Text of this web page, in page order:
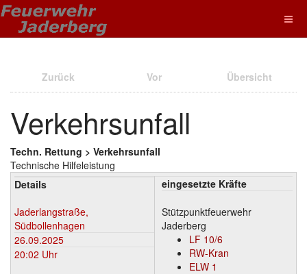
Zurück Vor Übersicht
Verkehrsunfall
Techn. Rettung > Verkehrsunfall
Technische Hilfeleistung
Details
Jaderlangstraße,
Südbollenhagen
26.09.2025
20:02 Uhr
eingesetzte Kräfte
Stützpunktfeuerwehr
Jaderberg
LF 10/6
RW-Kran
ELW 1